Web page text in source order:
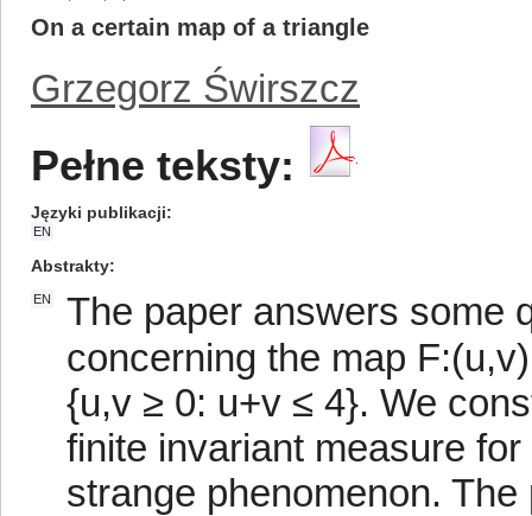
On a certain map of a triangle
Grzegorz Świrszcz
Pełne teksty:
Języki publikacji
EN
Abstrakty
EN
The paper answers some
concerning the map
{u,v ≥ 0: u+v ≤ 4}. We
finite invariant measure
strange phenomenon.